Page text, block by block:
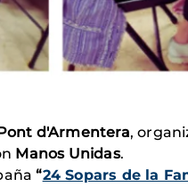
d'Armentera,
Manos Unidas.
“24 Sopars de la